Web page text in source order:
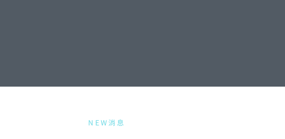
NEW消息